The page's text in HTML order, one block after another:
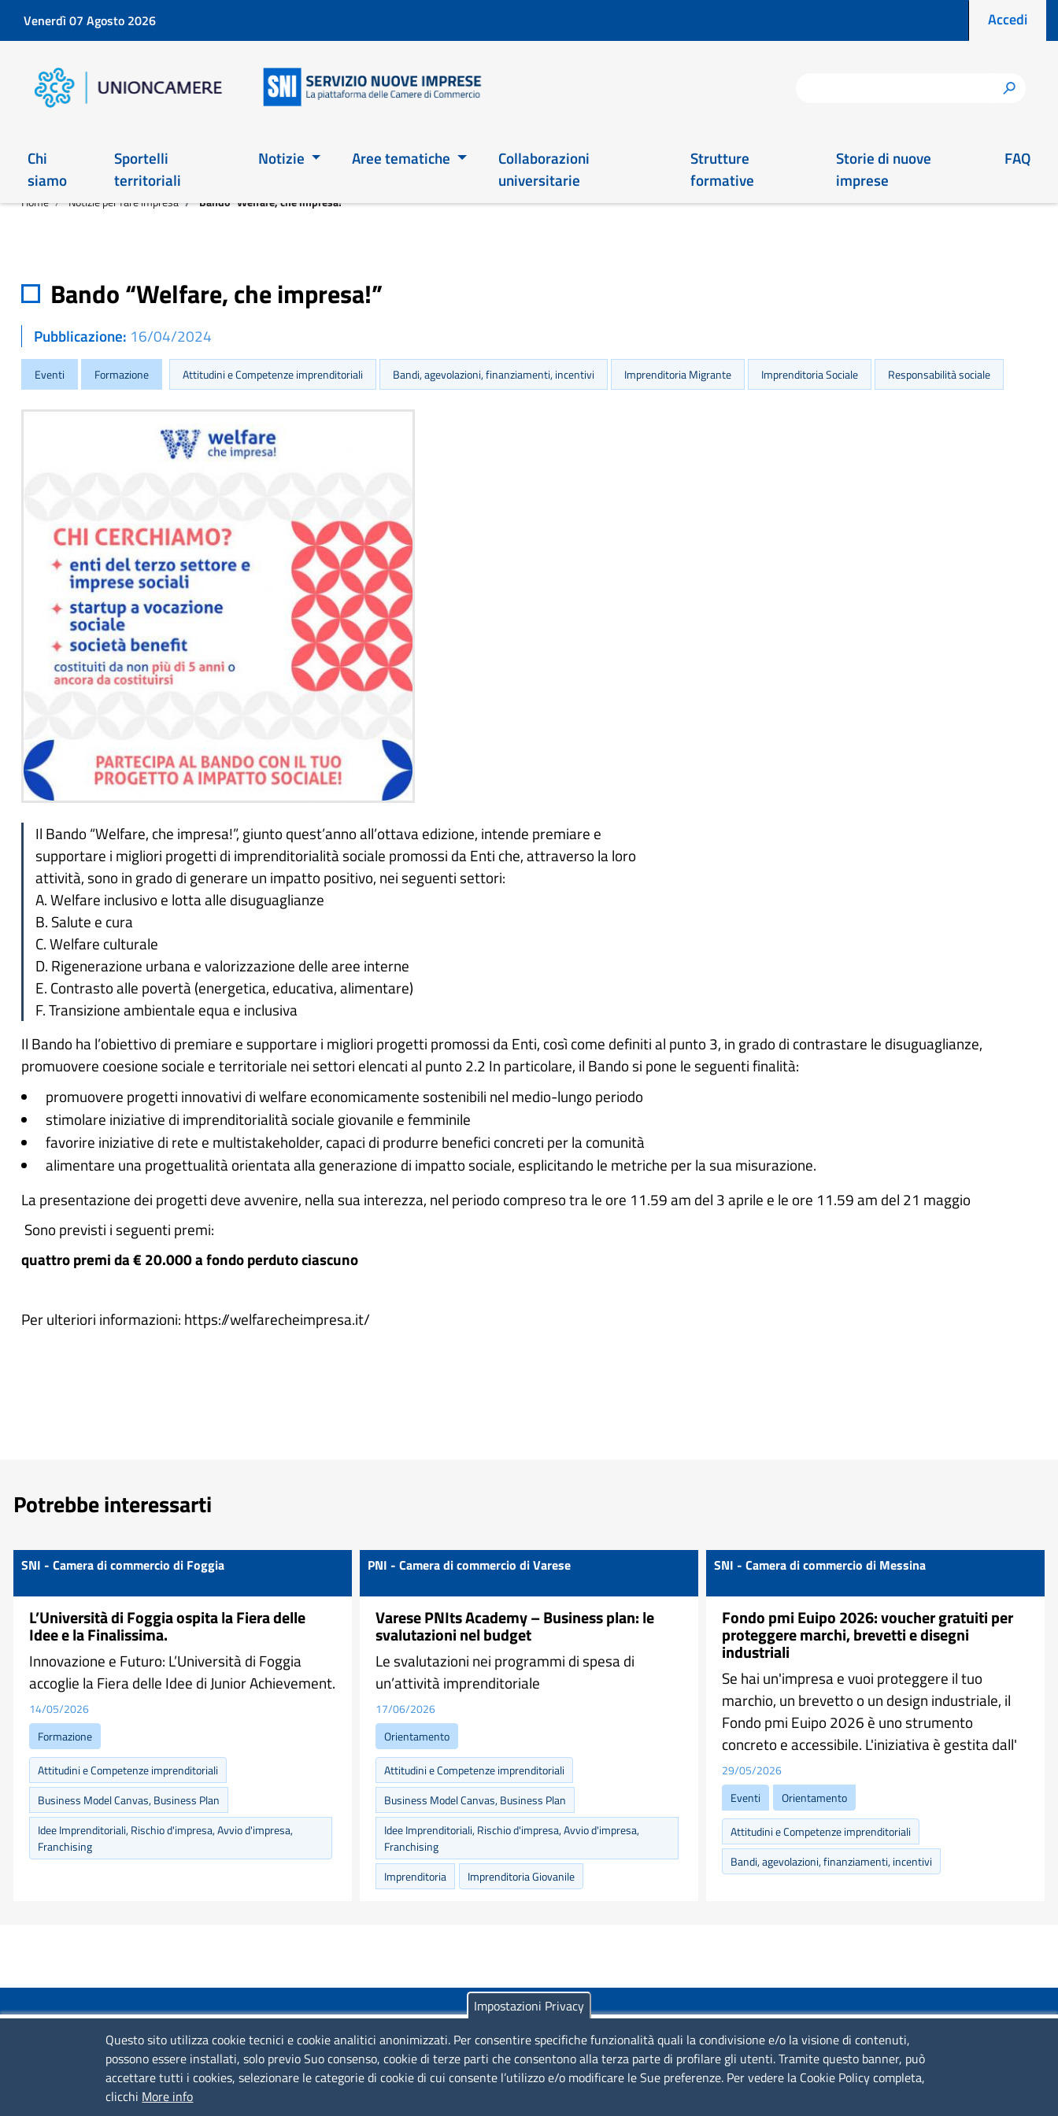
Venerdì 07 Agosto 2026 Menu
Accedi
h
Main 2026
Chi
siamo
Sportelli
territoriali
Notizie Aree tematiche
Collaborazioni
universitarie
Strutture
formative
Storie di nuove
imprese
FAQ
Home Notizie per fare impresa Bando “Welfare, che impresa!”
Bando “Welfare, che impresa!”
Pubblicazione 16/04/2024
Eventi Formazione Attitudini e Competenze imprenditoriali Bandi, agevolazioni, finanziamenti, incentivi Imprenditoria Migrante Imprenditoria Sociale Responsabilità sociale
Il Bando “Welfare, che impresa!”, giunto quest’anno all’ottava edizione, intende premiare e
supportare i migliori progetti di imprenditorialità sociale promossi da Enti che, attraverso la loro
attività, sono in grado di generare un impatto positivo, nei seguenti settori:
A. Welfare inclusivo e lotta alle disuguaglianze
B. Salute e cura
C. Welfare culturale
D. Rigenerazione urbana e valorizzazione delle aree interne
E. Contrasto alle povertà (energetica, educativa, alimentare)
F. Transizione ambientale equa e inclusiva
Il Bando ha l’obiettivo di premiare e supportare i migliori progetti promossi da Enti, così come definiti al punto 3, in grado di contrastare le disuguaglianze,
promuovere coesione sociale e territoriale nei settori elencati al punto 2.2 In particolare, il Bando si pone le seguenti finalità:
promuovere progetti innovativi di welfare economicamente sostenibili nel medio-lungo periodo
stimolare iniziative di imprenditorialità sociale giovanile e femminile
favorire iniziative di rete e multistakeholder, capaci di produrre benefici concreti per la comunità
alimentare una progettualità orientata alla generazione di impatto sociale, esplicitando le metriche per la sua misurazione.
La presentazione dei progetti deve avvenire, nella sua interezza, nel periodo compreso tra le ore 11.59 am del 3 aprile e le ore 11.59 am del 21 maggio
Sono previsti i seguenti premi:
quattro premi da € 20.000 a fondo perduto ciascuno
Per ulteriori informazioni: https://welfarecheimpresa.it/
Potrebbe interessarti
SNI - Camera di commercio di Foggia
L’Università di Foggia ospita la Fiera delle
Idee e la Finalissima.
Innovazione e Futuro: L’Università di Foggia
accoglie la Fiera delle Idee di Junior Achievement.
14/05/2026
Formazione
Attitudini e Competenze imprenditoriali
Business Model Canvas, Business Plan
Idee Imprenditoriali, Rischio d'impresa, Avvio d'impresa,
Franchising
PNI - Camera di commercio di Varese
Varese PNIts Academy – Business plan: le
svalutazioni nel budget
Le svalutazioni nei programmi di spesa di
un’attività imprenditoriale
17/06/2026
Orientamento
Attitudini e Competenze imprenditoriali
Business Model Canvas, Business Plan
Idee Imprenditoriali, Rischio d'impresa, Avvio d'impresa,
Franchising
Imprenditoria
Imprenditoria Giovanile
SNI - Camera di commercio di Messina
Fondo pmi Euipo 2026: voucher gratuiti per
proteggere marchi, brevetti e disegni
industriali
Se hai un'impresa e vuoi proteggere il tuo
marchio, un brevetto o un design industriale, il
Fondo pmi Euipo 2026 è uno strumento
concreto e accessibile. L'iniziativa è gestita dall'
29/05/2026
Eventi
Orientamento
Attitudini e Competenze imprenditoriali
Bandi, agevolazioni, finanziamenti, incentivi
COLLEGAMENTI VELOCI
Colloqui di primo orientamento
Colloqui specialistici
Piazza Sallustio, 21 - 00187 Roma
SERVIZIO REALIZZATO DA
Impostazioni Privacy
Questo sito utilizza cookie tecnici e cookie analitici anonimizzati. Per consentire specifiche funzionalità quali la condivisione e/o la visione di contenuti,
possono essere installati, solo previo Suo consenso, cookie di terze parti che consentono alla terza parte di profilare gli utenti. Tramite questo banner, può
accettare tutti i cookies, selezionare le categorie di cookie di cui consente l’utilizzo e/o modificare le Sue preferenze. Per vedere la Cookie Policy completa,
clicchi More info